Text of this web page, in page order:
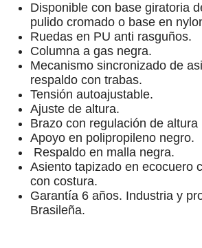
Disponible con base giratoria
pulido cromado o base en
Ruedas en PU anti rasguños.
Columna a gas negra.
Mecanismo sincronizado de
respaldo con trabas.
Tensión autoajustable.
Ajuste de altura.
Brazo con regulación de altura
Apoyo en polipropileno negro.
Respaldo en malla negra.
Asiento tapizado en ecocuero
con costura.
Garantía 6 años. Industria y
Brasileña.